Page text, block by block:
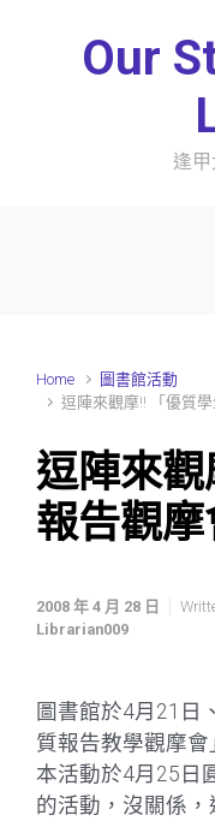
Our
逢
Home
圖書館活動
逗陣來觀摩!! 「優質
逗陣來
報告觀
2008 年 4 月 28 日
Librarian009
圖書館於4月21日
質報告教學觀摩會
本活動於4月25日
的活動，沒關係，